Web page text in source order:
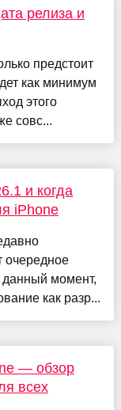
релиза и
предстоит
как минимум
этого
совс...
и когда
iPhone
очередное
момент,
как разр...
— обзор
всех